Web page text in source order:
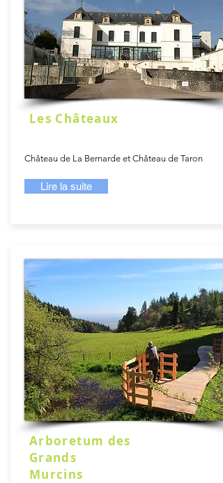
Les Châteaux
Château de La Bernarde et Château de Taron
Lire la suite
Arboretum des
Grands
Murcins